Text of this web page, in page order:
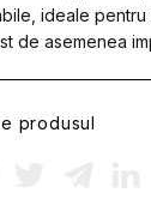
ideale
de asemenea
produsul